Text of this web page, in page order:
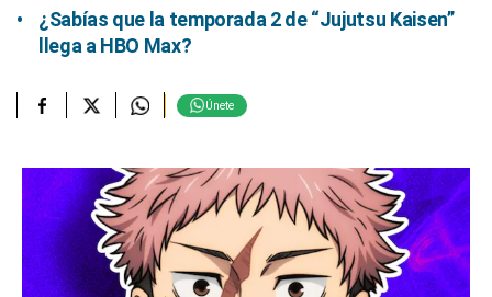
¿Sabías que la temporada 2 de “Jujutsu Kaisen”
llega a HBO Max?
Únete